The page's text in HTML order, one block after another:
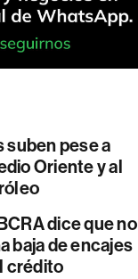
suben pese a
Oriente y al
dice que no
baja de encajes
crédito